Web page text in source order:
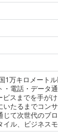
万キロメート
電話・データ
スまでを手が
いたるまでコン
て次世代のブ
ル、ビジネス